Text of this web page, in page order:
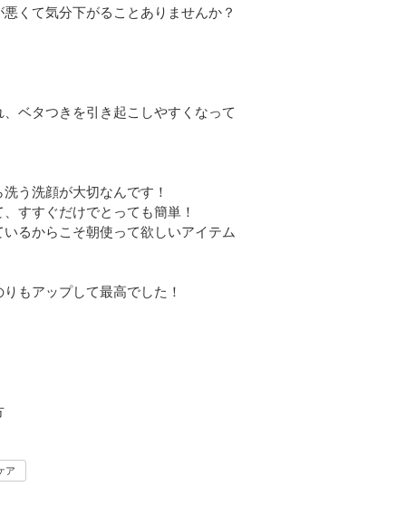
くて気分下がることありませんか？
ベタつきを引き起こしやすくなって
う洗顔が大切なんです！
すすぐだけでとっても簡単！
るからこそ朝使って欲しいアイテム
もアップして最高でした！
ア